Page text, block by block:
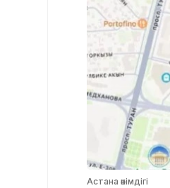
Астана әкімдігі